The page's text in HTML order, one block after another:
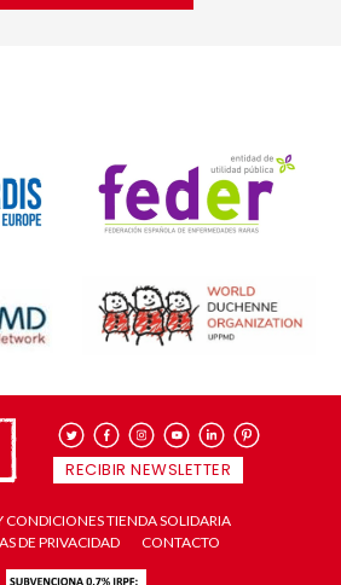
RECIBIR NEWSLETTER
CONDICIONES TIENDA SOLIDARIA
DE PRIVACIDAD CONTACTO